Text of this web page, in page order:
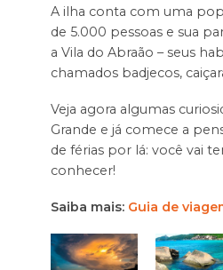
A ilha conta com uma
de 5.000 pessoas e sua
a Vila do Abraão – seus
chamados badjecos,
Veja agora algumas
Grande e já comece a
de férias por lá: você vai
conhecer!
Saiba mais: Guia de